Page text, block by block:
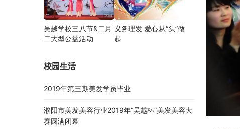
吴越学校三八节&二月
二大型公益活动
义务理发 爱心从“头”做
起
校园生活
2019年第三期美发学员毕业
濮阳市美发美容行业2019年“吴越杯”美发美容大
赛圆满闭幕